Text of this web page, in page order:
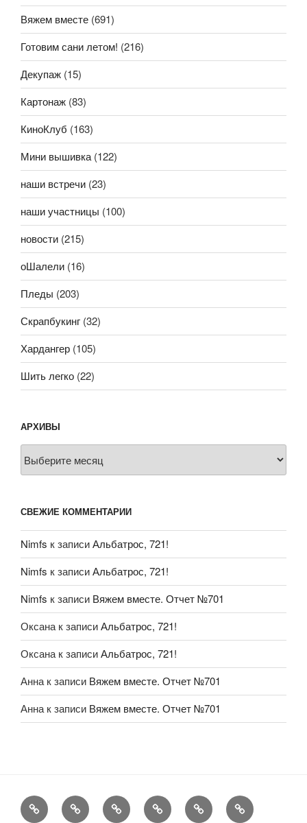
Вяжем вместе (691)
Готовим сани летом! (216)
Декупаж (15)
Картонаж (83)
КиноКлуб (163)
Мини вышивка (122)
наши встречи (23)
наши участницы (100)
новости (215)
оШалели (16)
Пледы (203)
Скрапбукинг (32)
Хардангер (105)
Шить легко (22)
АРХИВЫ
СВЕЖИЕ КОММЕНТАРИИ
Nimfs к записиАльбатрос, 721!
Nimfs к записиАльбатрос, 721!
Nimfs к записи Вяжем вместе. Отчет №701
Оксана к записиАльбатрос, 721!
Оксана к записиАльбатрос, 721!
Анна к записи Вяжем вместе. Отчет №701
Анна к записи Вяжем вместе. Отчет №701
FAQ Рукоделие
А
Мы КонкурсыОбменник